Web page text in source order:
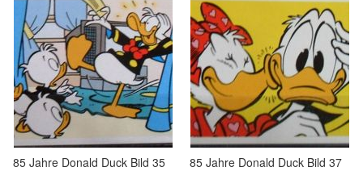
85 Jahre Donald Duck Bild 35 85 Jahre Donald Duck Bild 37